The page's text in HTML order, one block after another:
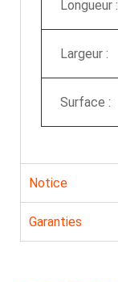
Longueur :
Largeur :
Surface :
Notice
Garanties